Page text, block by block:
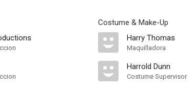
Costume & Make-Up
Harry Thomas
Maquilladora
Harrold Dunn
Costume Supervisor